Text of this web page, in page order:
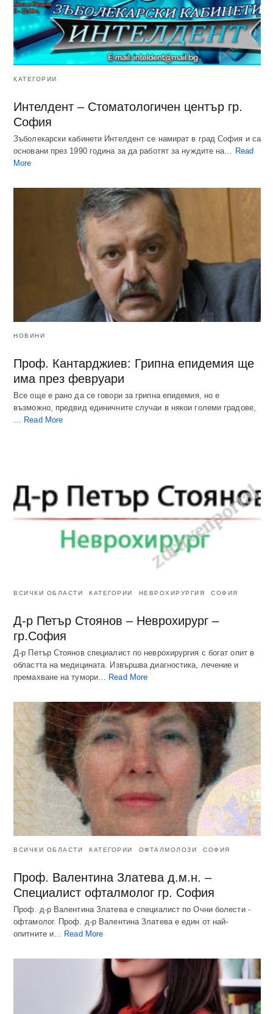
КАТЕГОРИИ
Интелдент – Стоматологичен център гр.
София
Зъболекарски кабинети Интелдент се намират в град София и са
основани през 1990 година за да работят за нуждите на… Read
More
НОВИНИ
Проф. Кантарджиев: Грипна епидемия ще
има през февруари
Все още е рано да се говори за грипна епидемия, но е
възможно, предвид единичните случаи в някои големи градове,
… Read More
ВСИЧКИ ОБЛАСТИ КАТЕГОРИИ НЕВРОХИРУРГИЯ СОФИЯ
Д-р Петър Стоянов – Неврохирург –
гр.София
Д-р Петър Стоянов специалист по неврохирургия с богат опит в
областта на медицината. Извършва диагностика, лечение и
премахване на тумори…
Read More
ВСИЧКИ ОБЛАСТИ КАТЕГОРИИ ОФТАЛМОЛОЗИ СОФИЯ
Проф. Валентина Златева д.м.н. –
Специалист офталмолог гр. София
Проф. д-р Валентина Златева е специалист по Очни болести -
офтамолог. Проф. д-р Валентина Златева е един от най-
опитните и… Read More